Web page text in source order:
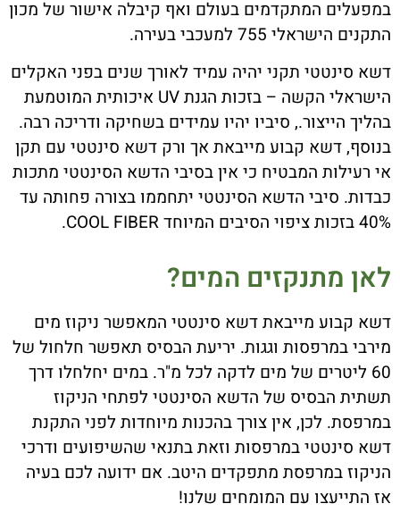
במפעלים המתקדמים בעולם ואף קיבלה אישור של מכון
התקנים הישראלי 755 למעכבי בעירה.
דשא סינטטי תקני יהיה עמיד לאורך שנים בפני האקלים
הישראלי הקשה – בזכות הגנת UV איכותית המוטמעת
בהליך הייצור., סיביו יהיו עמידים בשחיקה ודריכה רבה.
בנוסף, דשא קבוע מייבאת אך ורק דשא סינטטי עם תקן
אי רעילות המבטיח כי אין בסיבי הדשא הסינטטי מתכות
כבדות. סיבי הדשא הסינטטי יתחממו בצורה פחותה עד
40% בזכות ציפוי הסיבים המיוחד COOL FIBER.
לאן מתנקזים המים?
דשא קבוע מייבאת דשא סינטטי המאפשר ניקוז מים
מירבי במרפסות וגגות. יריעת הבסיס תאפשר חלחול של
60 ליטרים של מים לדקה לכל מ"ר. במים יחלחלו דרך
תשתית הבסיס של הדשא הסינטטי לפתחי הניקוז
במרפסת. לכן, אין צורך בהכנות מיוחדות לפני התקנת
דשא סינטטי במרפסות וזאת בתנאי שהשיפועים ודרכי
הניקוז במרפסת מתפקדים היטב. אם ידועה לכם בעיה
אז התייעצו עם המומחים שלנו!